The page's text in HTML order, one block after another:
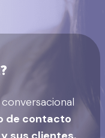
de contacto